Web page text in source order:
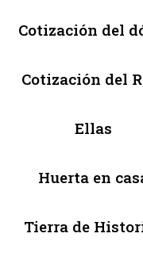
Cotización del
Cotización del
Ellas
Huerta en
Tierra de